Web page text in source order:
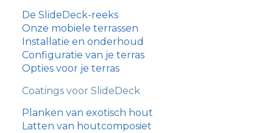
De SlideDeck-reeks
Onze mobiele terrassen
Installatie en onderhoud
Configuratie van je terras
Opties voor je terras
Coatings voor SlideDeck
Planken van exotisch hout
Latten van houtcomposiet